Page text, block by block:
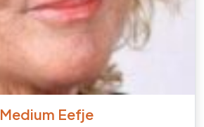
Medium Eefje